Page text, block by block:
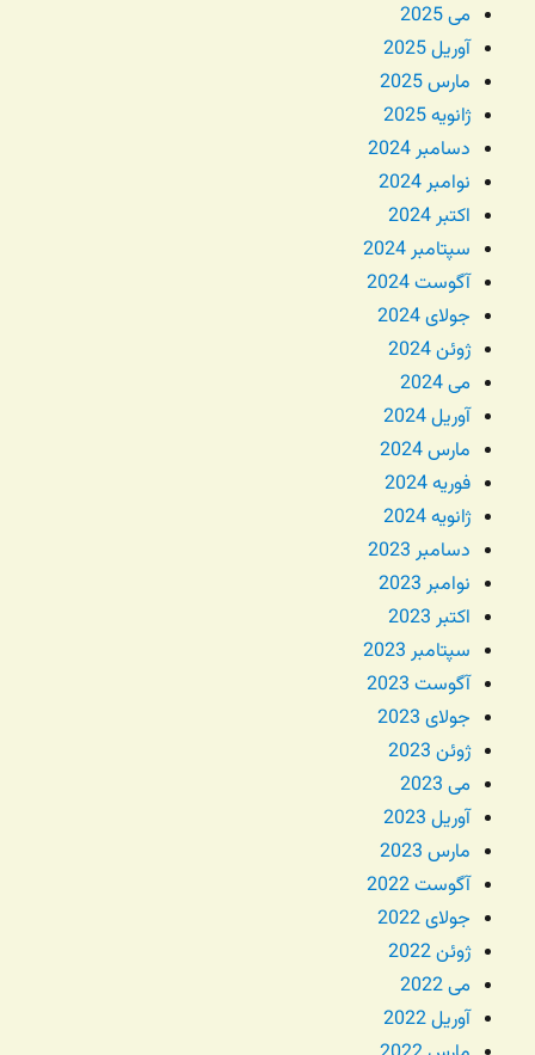
می 2025
آوریل 2025
مارس 2025
ژانویه 2025
دسامبر 2024
نوامبر 2024
اکتبر 2024
سپتامبر 2024
آگوست 2024
جولای 2024
ژوئن 2024
می 2024
آوریل 2024
مارس 2024
فوریه 2024
ژانویه 2024
دسامبر 2023
نوامبر 2023
اکتبر 2023
سپتامبر 2023
آگوست 2023
جولای 2023
ژوئن 2023
می 2023
آوریل 2023
مارس 2023
آگوست 2022
جولای 2022
ژوئن 2022
می 2022
آوریل 2022